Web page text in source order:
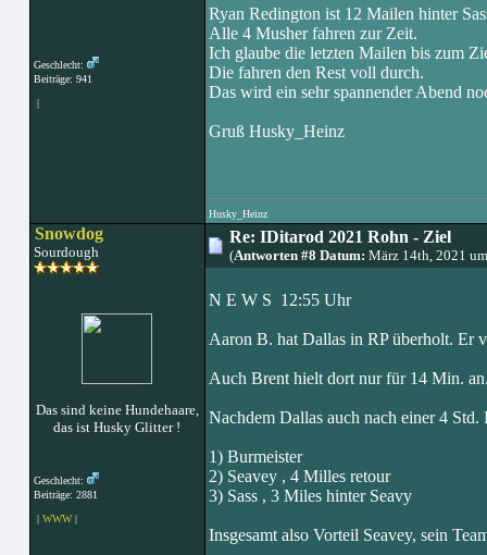
Geschlecht:
Beiträge: 941
|
Ryan Redington ist 12 Mailen hinter
Alle 4 Musher fahren zur Zeit.
Ich glaube die letzten Mailen bis zum
Die fahren den Rest voll durch.
Das wird ein sehr spannender Abend
Gruß Husky_Heinz
Husky_Heinz
Snowdog
Sourdough
Das sind keine Hundehaare,
das ist Husky Glitter !
Geschlecht:
Beiträge: 2881
| WWW|
Re: IDitarod 2021 Rohn - Ziel
(Antworten #8 Datum: März 14th, 2021
N E W S 12:55 Uhr
Aaron B. hat Dallas in RP überholt. Er
Auch Brent hielt dort nur für 14 Min.
Nachdem Dallas auch nach einer 4
1) Burmeister
2) Seavey , 4 Milles retour
3) Sass , 3 Miles hinter Seavy
Insgesamt also Vorteil Seavey, sein